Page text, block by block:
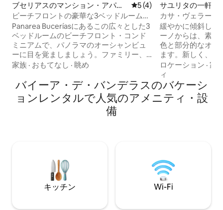
ブセリアスのマンション・アパー
ト
レビュー4件、5つ星中5つ
5 (4)
ビーチフロントの豪華な3ベッドルーム、
プール2つ＋屋上| Panarea 7B
Panarea Buceríasにあるこの広々とした3
ベッドルームのビーチフロント・コンド
ミニアムで、パノラマのオーシャンビュ
ーに目を覚ましましょう。ファミリー、
冬季に暖かい地域に移住する方、リラッ
ニアムには、各寝室に専用バスルーム、
ハンモックのあるサンセットに最適な大
きなテラス、ガスグリル、ミニバー、屋
外ラウンジエリアが備わっています。高
楽しみください。
家族 · おもてなし · 眺め
サユリタの一軒家
カサ・ヴェラーノ
ュな庭園のオアシ
緩やかに傾斜した
ーノからは、素晴
色と部分的なオー
ます。新しく、
スタイリッシュ
れにフルバスル
ド、エアコンを備
ターベッドルーム
ル。オープンレイ
ださい：周辺地域
ロケーション ·家
ィ
バイーア・デ・バンデラスのバケーシ
ョンレンタルで人気のアメニティ・設
備
キッチン Wi-Fi